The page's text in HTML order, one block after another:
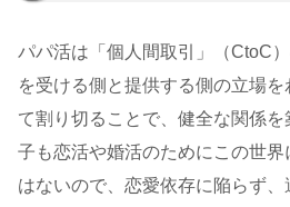
パパ活は「個人間取引」（CtoC
を受ける側と提供する側の立場
て割り切ることで、健全な関係
子も恋活や婚活のためにこの世
はないので、恋愛依存に陥らず